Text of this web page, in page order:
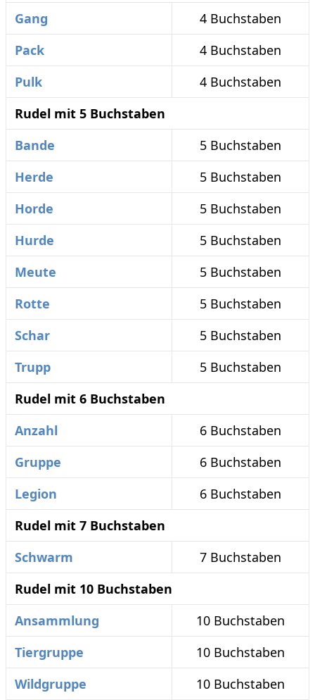
Gang
4 Buchstaben
Pack
4 Buchstaben
Pulk
4 Buchstaben
Rudel mit 5 Buchstaben
Bande
5 Buchstaben
Herde
5 Buchstaben
Horde
5 Buchstaben
Hurde
5 Buchstaben
Meute
5 Buchstaben
Rotte
5 Buchstaben
Schar
5 Buchstaben
Trupp
5 Buchstaben
Rudel mit 6 Buchstaben
Anzahl
6 Buchstaben
Gruppe
6 Buchstaben
Legion
6 Buchstaben
Rudel mit 7 Buchstaben
Schwarm
7 Buchstaben
Rudel mit 10 Buchstaben
Ansammlung
10 Buchstaben
Tiergruppe
10 Buchstaben
Wildgruppe
10 Buchstaben